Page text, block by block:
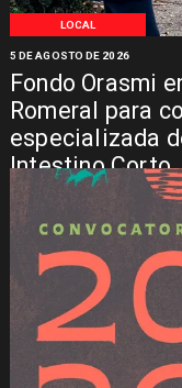
LOCAL
Fondo Orasmi
Romeral para
especializada
Intestino Corto
5 DE AGOSTO DE 2026